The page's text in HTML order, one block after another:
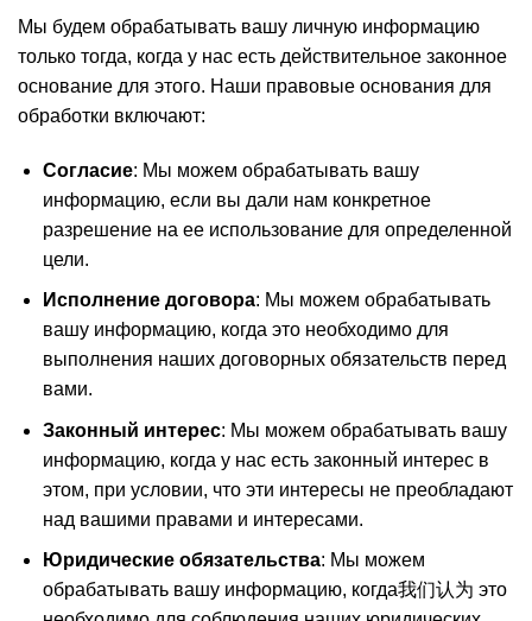
Мы будем обрабатывать вашу личную информацию
только тогда, когда у нас есть действительное законное
основание для этого. Наши правовые основания для
обработки включают:
Согласие: Мы можем обрабатывать вашу
информацию, если вы дали нам конкретное
разрешение на ее использование для определенной
цели.
Исполнение договора: Мы можем обрабатывать
вашу информацию, когда это необходимо для
выполнения наших договорных обязательств перед
вами.
Законный интерес: Мы можем обрабатывать вашу
информацию, когда у нас есть законный интерес в
этом, при условии, что эти интересы не преобладают
над вашими правами и интересами.
Юридические обязательства: Мы можем
обрабатывать вашу информацию, когда我们认为 это